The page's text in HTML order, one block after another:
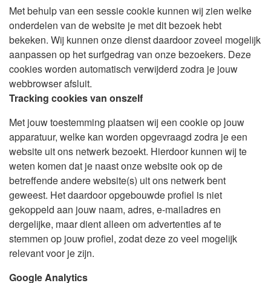
Met behulp van een sessie cookie kunnen wij zien welke
onderdelen van de website je met dit bezoek hebt
bekeken. Wij kunnen onze dienst daardoor zoveel mogelijk
aanpassen op het surfgedrag van onze bezoekers. Deze
cookies worden automatisch verwijderd zodra je jouw
webbrowser afsluit.
Tracking cookies van onszelf
Met jouw toestemming plaatsen wij een cookie op jouw
apparatuur, welke kan worden opgevraagd zodra je een
website uit ons netwerk bezoekt. Hierdoor kunnen wij te
weten komen dat je naast onze website ook op de
betreffende andere website(s) uit ons netwerk bent
geweest. Het daardoor opgebouwde profiel is niet
gekoppeld aan jouw naam, adres, e-mailadres en
dergelijke, maar dient alleen om advertenties af te
stemmen op jouw profiel, zodat deze zo veel mogelijk
relevant voor je zijn.
Google Analytics